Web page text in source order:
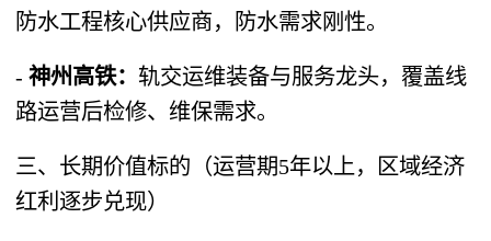
防水工程核心供应商，防水需求刚性。
-神州高铁： 轨交运维装备与服务龙头，覆盖线
路运营后检修、维保需求。
三、长期价值标的（运营期5年以上，区域经济
红利逐步兑现）